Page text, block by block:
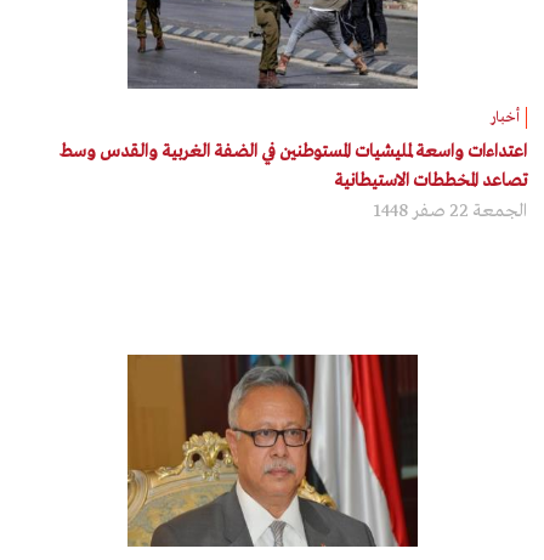
أخبار
اعتداءات واسعة لمليشيات المستوطنين في الضفة الغربية والقدس وسط
تصاعد المخططات الاستيطانية
الجمعة 22 صفر 1448